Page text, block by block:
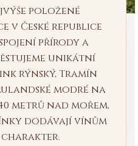
položené
v České republice
přírody a
unikátní
rýnský, Tramín
modré na
metrů nad mořem,
dodávají vínům